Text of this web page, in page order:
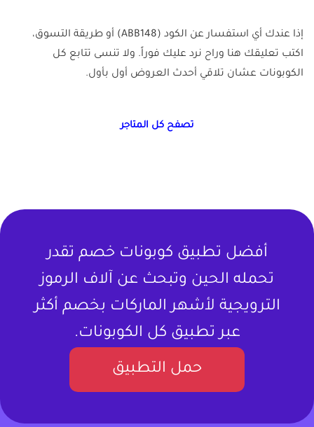
إذا عندك أي استفسار عن الكود (ABB148) أو طريقة التسوق،
اكتب تعليقك هنا وراح نرد عليك فوراً. ولا تنسى تتابع كل
الكوبونات عشان تلاقي أحدث العروض أول بأول.
تصفح كل المتاجر
أفضل تطبيق كوبونات خصم تقدر
تحمله الحين وتبحث عن آلاف الرموز
الترويجية لأشهر الماركات بخصم أكثر
عبر تطبيق كل الكوبونات.
حمل التطبيق